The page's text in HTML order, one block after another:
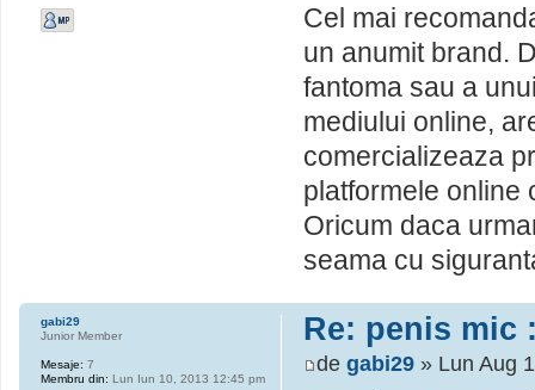
Cel mai
un anumit brand.
fantoma sau a
mediului online,
comercializeaza
platformele online
Oricum daca
seama cu
Re: penis mic
de gabi29 » Lun Aug
gabi29
Junior Member
Mesaje: 7
Membru din: Lun Iun 10, 2013 12:45 pm